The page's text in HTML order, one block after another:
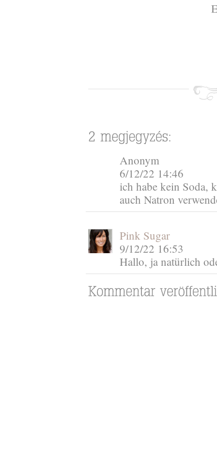
Anonym
6/12/22 14:46
ich habe kein Soda,
auch Natron
Pink Sugar
9/12/22 16:53
Hallo, ja natürlich